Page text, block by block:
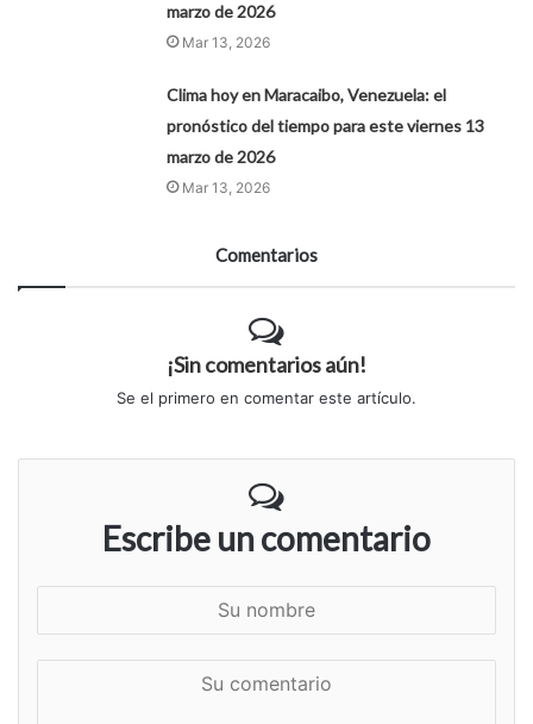
marzo de 2026
Mar 13, 2026
Clima hoy en Maracaibo, Venezuela: el
pronóstico del tiempo para este viernes 13
marzo de 2026
Mar 13, 2026
Comentarios
¡Sin comentarios aún!
Se el primero en comentar este artículo.
Escribe un comentario